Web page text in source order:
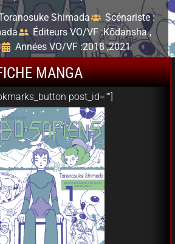
Shimada
Scénariste :
Éditeurs VO/VF :Kōdansha ,
Années VO/VF :2018 ,2021
MANGA
post_id=""]